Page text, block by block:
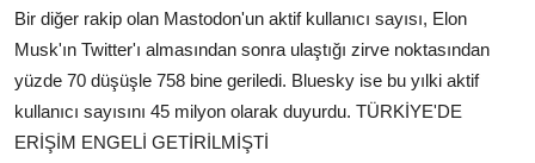
Bir diğer rakip olan Mastodon'un aktif kullanıcı sayısı, Elon
Musk'ın Twitter'ı almasından sonra ulaştığı zirve noktasından
yüzde 70 düşüşle 758 bine geriledi. Bluesky ise bu yılki aktif
kullanıcı sayısını 45 milyon olarak duyurdu. TÜRKİYE'DE
ERİŞİM ENGELİ GETİRİLMİŞTİ